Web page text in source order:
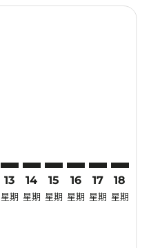
13
星期
14
星期
15
星期
16
星期
17
星期
18
星期